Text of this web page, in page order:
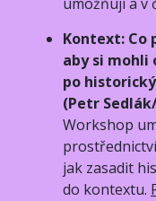
Kontext: Co
aby si mohli
po
(Petr
Workshop
jak zasadit
do kontextu.